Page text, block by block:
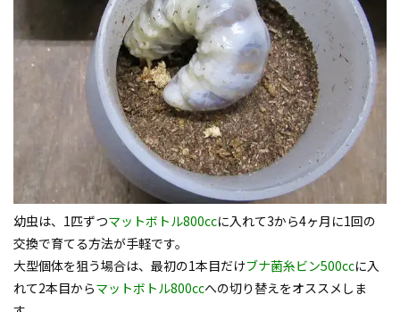
幼虫は、1匹ずつマットボトル800ccに入れて3から4ヶ月に1回の
交換で育てる方法が手軽です。
大型個体を狙う場合は、最初の1本目だけブナ菌糸ビン500ccに入
れて2本目からマットボトル800ccへの切り替えをオススメしま